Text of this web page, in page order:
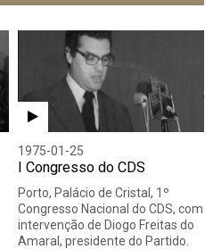
Áudio
1975-01-25
I Congresso do CDS
Porto, Palácio de Cristal, 1º
Congresso Nacional do CDS, com
intervenção de Diogo Freitas do
Amaral, presidente do Partido.